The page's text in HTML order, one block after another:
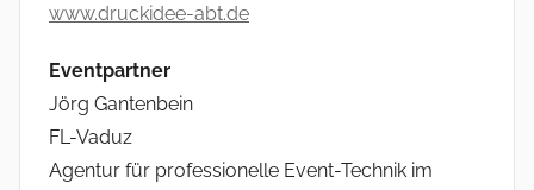
www.druckidee-abt.de
Eventpartner
Jörg Gantenbein
FL-Vaduz
Agentur für professionelle Event-Technik im